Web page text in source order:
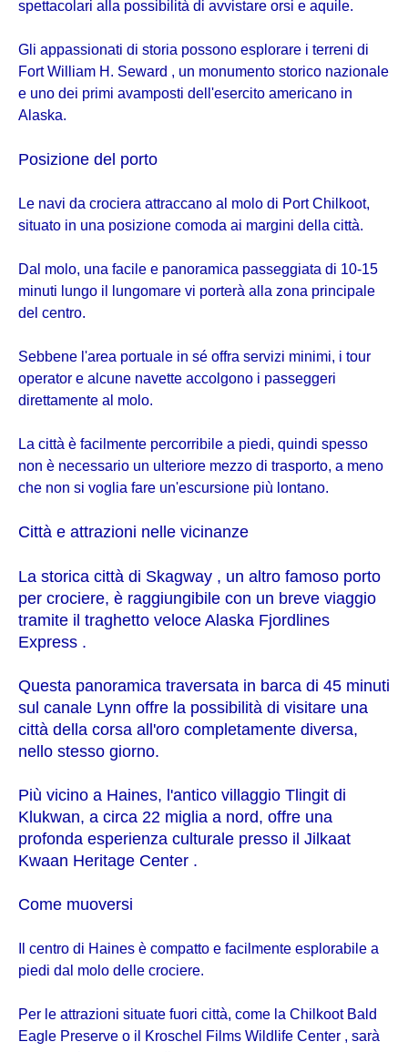
spettacolari alla possibilità di avvistare orsi e aquile.
Gli appassionati di storia possono esplorare i terreni di
Fort William H. Seward , un monumento storico nazionale
e uno dei primi avamposti dell'esercito americano in
Alaska.
Posizione del porto
Le navi da crociera attraccano al molo di Port Chilkoot,
situato in una posizione comoda ai margini della città.
Dal molo, una facile e panoramica passeggiata di 10-15
minuti lungo il lungomare vi porterà alla zona principale
del centro.
Sebbene l'area portuale in sé offra servizi minimi, i tour
operator e alcune navette accolgono i passeggeri
direttamente al molo.
La città è facilmente percorribile a piedi, quindi spesso
non è necessario un ulteriore mezzo di trasporto, a meno
che non si voglia fare un'escursione più lontano.
Città e attrazioni nelle vicinanze
La storica città di Skagway , un altro famoso porto
per crociere, è raggiungibile con un breve viaggio
tramite il traghetto veloce Alaska Fjordlines
Express .
Questa panoramica traversata in barca di 45 minuti
sul canale Lynn offre la possibilità di visitare una
città della corsa all'oro completamente diversa,
nello stesso giorno.
Più vicino a Haines, l'antico villaggio Tlingit di
Klukwan, a circa 22 miglia a nord, offre una
profonda esperienza culturale presso il Jilkaat
Kwaan Heritage Center .
Come muoversi
Il centro di Haines è compatto e facilmente esplorabile a
piedi dal molo delle crociere.
Per le attrazioni situate fuori città, come la Chilkoot Bald
Eagle Preserve o il Kroschel Films Wildlife Center , sarà